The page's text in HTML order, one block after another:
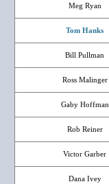
Meg Ryan
Tom Hanks
Bill Pullman
Ross Malinger
Gaby Hoffman
Rob Reiner
Victor Garber
Dana Ivey